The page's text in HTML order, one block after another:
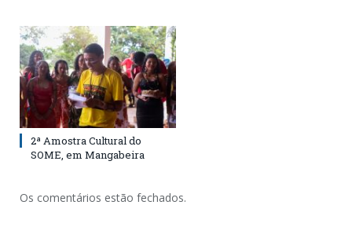
2ª Amostra Cultural do
SOME, em Mangabeira
Os comentários estão fechados.